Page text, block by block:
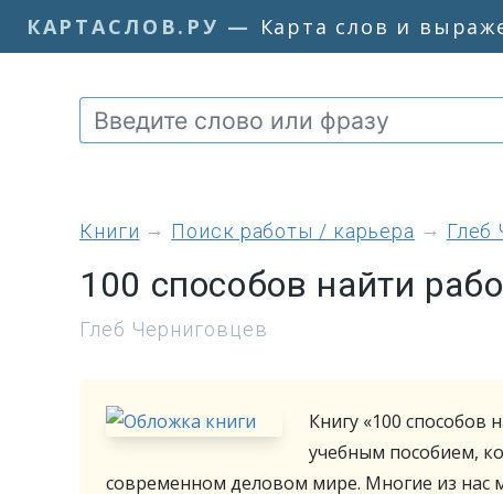
КАРТАСЛОВ.РУ — Карта слов и
книги Поиск работы / карьера Глеб
100 cпособов найти
Глеб Черниговцев
Книгу «100 способов
учебным пособием,
современном деловом мире. Многие из нас